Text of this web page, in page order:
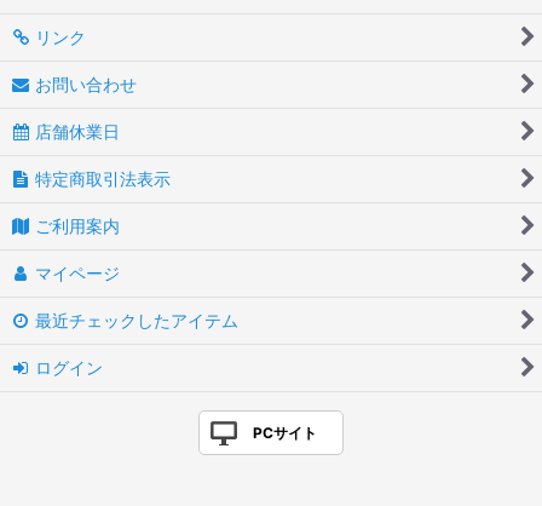
リンク
お問い合わせ
店舗休業日
特定商取引法表示
ご利用案内
マイページ
最近チェックしたアイテム
ログイン
PCサイト